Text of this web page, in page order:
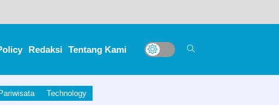
Redaksi Tentang Kami
Technology